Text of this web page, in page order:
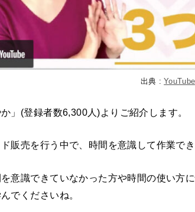
出典 :YouTube
か」(登録者数6,300人)よりご紹介します。
販売を行う中で、時間を意識して作業でき
意識できていなかった方や時間の使い方
でくださいね。